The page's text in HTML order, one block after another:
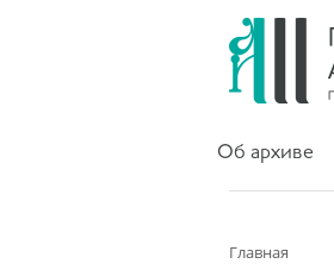
Об архиве
Главная